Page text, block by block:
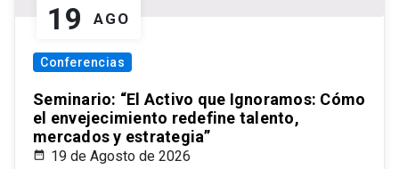
19 AGO
Conferencias
Seminario: “El Activo que Ignoramos: Cómo
el envejecimiento redefine talento,
mercados y estrategia”
19 de Agosto de 2026